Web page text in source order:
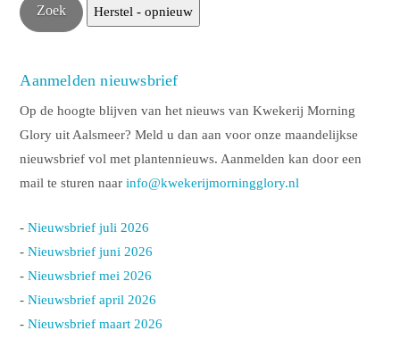
Aanmelden nieuwsbrief
Op de hoogte blijven van het nieuws van Kwekerij Morning
Glory uit Aalsmeer? Meld u dan aan voor onze maandelijkse
nieuwsbrief vol met plantennieuws. Aanmelden kan door een
mail te sturen naarinfo@kwekerijmorningglory.nl
-Nieuwsbrief juli 2026
-Nieuwsbrief juni 2026
-Nieuwsbrief mei 2026
-Nieuwsbrief april 2026
-Nieuwsbrief maart 2026